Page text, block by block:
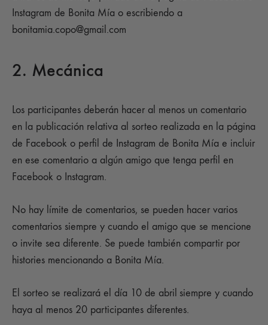
Instagram de Bonita Mía o escribiendo a
bonitamia.copo@gmail.com
2. Mecánica
Los participantes deberán hacer al menos un comentario
en la publicación relativa al sorteo realizada en la página
de Facebook o perfil de Instagram de Bonita Mía e incluir
en ese comentario a algún amigo que tenga perfil en
Facebook o Instagram.
No hay límite de comentarios, se pueden hacer varios
comentarios siempre y cuando el amigo que se mencione
o invite sea diferente. Se puede también compartir por
histories mencionando a Bonita Mía.
El sorteo se realizará el día 10 de abril siempre y cuando
haya al menos 20 participantes diferentes.